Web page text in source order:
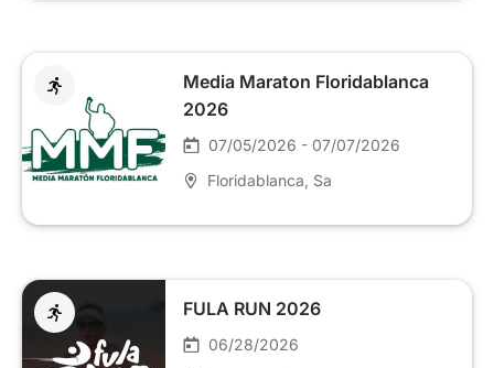
Media Maraton Floridablanca
2026
07/05/2026 - 07/07/2026
Floridablanca , Sa
FULA RUN 2026
06/28/2026